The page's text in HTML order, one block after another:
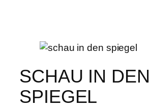
SCHAU IN DEN
SPIEGEL